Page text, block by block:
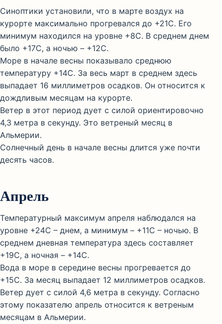
Синоптики установили, что в марте воздух на
курорте максимально прогревался до +21С. Его
минимум находился на уровне +8С. В среднем днем
было +17С, а ночью – +12С.
Море в начале весны показывало среднюю
температуру +14С. За весь март в среднем здесь
выпадает 16 миллиметров осадков. Он относится к
дождливым месяцам на курорте.
Ветер в этот период дует с силой ориентировочно
4,3 метра в секунду. Это ветреный месяц в
Альмерии.
Солнечный день в начале весны длится уже почти
десять часов.
Апрель
Температурный максимум апреля наблюдался на
уровне +24С – днем, а минимум – +11С – ночью. В
среднем дневная температура здесь составляет
+19С, а ночная – +14С.
Вода в море в середине весны прогревается до
+15С. За месяц выпадает 12 миллиметров осадков.
Ветер дует с силой 4,6 метра в секунду. Согласно
этому показателю апрель относится к ветреным
месяцам в Альмерии.